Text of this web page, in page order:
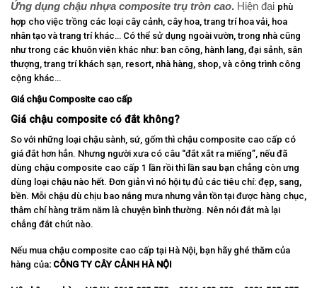
Ứng dụng chậu nhựa composite trụ tròn cao. Hiện đại phù
hợp cho việc trồng các loại cây cảnh, cây hoa, trang trí hoa vải, hoa
nhân tạo và trang trí khác… Có thể sử dụng ngoài vườn, trong nhà cũng
như trong các khuôn viên khác như: ban công, hành lang, đại sảnh, sân
thượng, trang trí khách sạn, resort, nhà hàng, shop, và công trình công
cộng khác…
Giá chậu Composite cao cấp
Giá chậu composite có đắt không?
So với những loại chậu sành, sứ, gốm thì chậu composite cao cấp có
giá đắt hơn hẳn. Nhưng người xưa có câu “đắt xắt ra miếng”, nếu đã
dùng chậu composite cao cấp 1 lần rồi thì lần sau bạn chẳng còn ưng
dùng loại chậu nào hết. Đơn giản vì nó hội tụ đủ các tiêu chí: đẹp, sang,
bền. Mỗi chậu dù chịu bao nắng mưa nhưng vẫn tồn tại được hàng chục,
thâm chí hàng trăm năm là chuyện bình thường. Nên nói đắt mà lại
chẳng đắt chút nào.
Nếu mua chậu composite cao cấp tại Hà Nội, bạn hãy ghé thăm của
hàng của: CÔNG TY CÂY CẢNH HÀ NỘI